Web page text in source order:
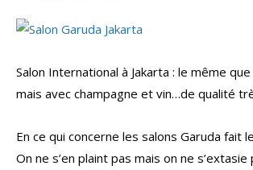
Salon International à Jakarta : le même
mais avec champagne et vin…de qualité
En ce qui concerne les salons Garuda fait
On ne s’en plaint pas mais on ne s’extasie